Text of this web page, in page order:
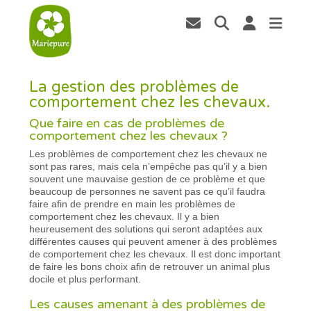
La gestion des problèmes de
comportement chez les chevaux.
Que faire en cas de problèmes de
comportement chez les chevaux ?
Les problèmes de comportement chez les chevaux ne
sont pas rares, mais cela n’empêche pas qu’il y a bien
souvent une mauvaise gestion de ce problème et que
beaucoup de personnes ne savent pas ce qu’il faudra
faire afin de prendre en main les problèmes de
comportement chez les chevaux. Il y a bien
heureusement des solutions qui seront adaptées aux
différentes causes qui peuvent amener à des problèmes
de comportement chez les chevaux. Il est donc important
de faire les bons choix afin de retrouver un animal plus
docile et plus performant.
Les causes amenant à des problèmes de